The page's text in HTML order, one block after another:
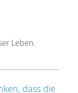
Leben.